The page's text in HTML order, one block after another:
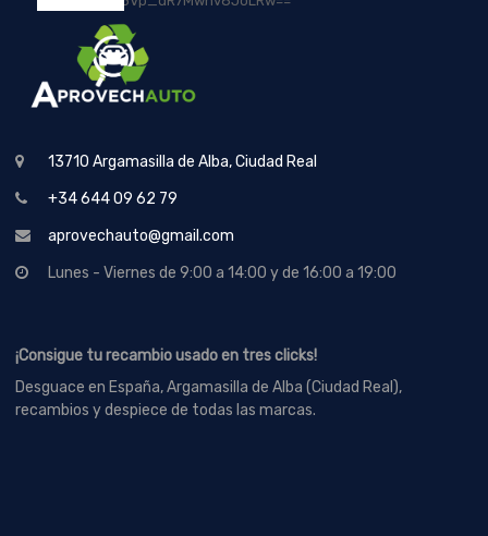
13710 Argamasilla de Alba, Ciudad Real
+34 644 09 62 79
aprovechauto@gmail.com
Lunes - Viernes de 9:00 a 14:00 y de 16:00 a 19:00
¡Consigue tu recambio usado en tres clicks!
Desguace en España, Argamasilla de Alba (Ciudad Real),
recambios y despiece de todas las marcas.